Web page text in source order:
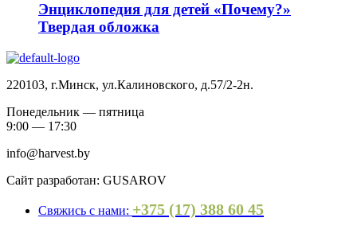
Энциклопедия для детей «Почему?»
Твердая обложка
220103, г.Минск, ул.Калиновского, д.57/2-2н.
Понедельник — пятница
9:00 — 17:30
info@harvest.by
Сайт разработан: GUSAROV
Свяжись с нами: +375 (17) 388 60 45